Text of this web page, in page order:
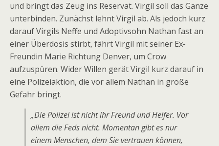
und bringt das Zeug ins Reservat. Virgil soll das Ganze
unterbinden. Zunächst lehnt Virgil ab. Als jedoch kurz
darauf Virgils Neffe und Adoptivsohn Nathan fast an
einer Überdosis stirbt, fährt Virgil mit seiner Ex-
Freundin Marie Richtung Denver, um Crow
aufzuspüren. Wider Willen gerät Virgil kurz darauf in
eine Polizeiaktion, die vor allem Nathan in große
Gefahr bringt.
„Die Polizei ist nicht ihr Freund und Helfer. Vor
allem die Feds nicht. Momentan gibt es nur
einem Menschen, dem Sie vertrauen können,